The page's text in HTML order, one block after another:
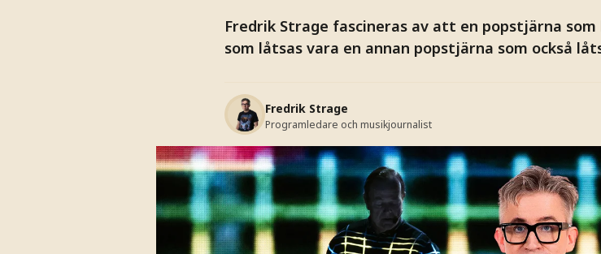
Fredrik Strage fascineras av att en popstjärna
som låtsas vara en annan popstjärna som också
Fredrik Strage
Programledare och musikjournalist